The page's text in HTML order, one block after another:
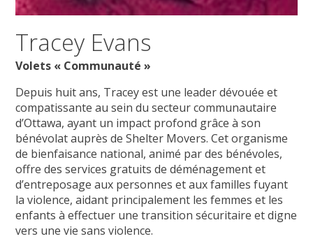
Tracey Evans
Volets « Communauté »
Depuis huit ans, Tracey est une leader dévouée et
compatissante au sein du secteur communautaire
d’Ottawa, ayant un impact profond grâce à son
bénévolat auprès de Shelter Movers. Cet organisme
de bienfaisance national, animé par des bénévoles,
offre des services gratuits de déménagement et
d’entreposage aux personnes et aux familles fuyant
la violence, aidant principalement les femmes et les
enfants à effectuer une transition sécuritaire et digne
vers une vie sans violence.